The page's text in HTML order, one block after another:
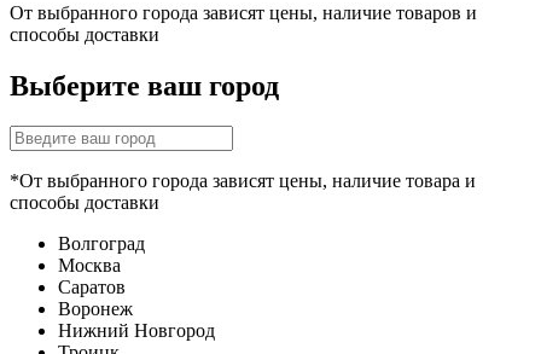
От выбранного города зависят цены, наличие товаров и
способы доставки
Выберите ваш город
*От выбранного города зависят цены, наличие товара и
способы доставки
Волгоград
Москва
Саратов
Воронеж
Нижний Новгород